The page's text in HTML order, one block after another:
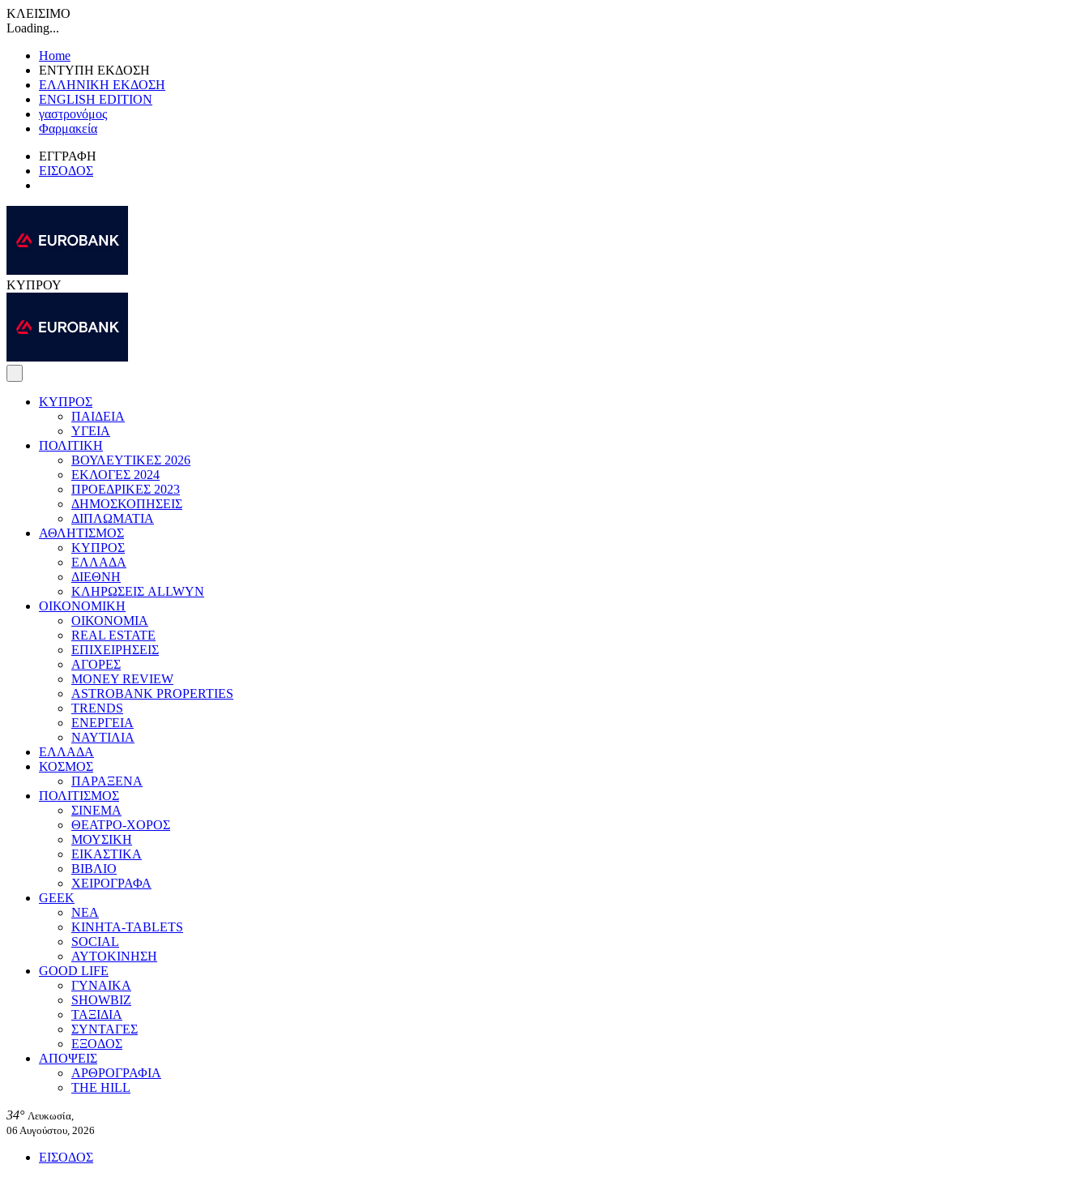
ΚΛΕΙΣΙΜΟ
Loading...
Home
ΕΝΤΥΠΗ ΕΚΔΟΣΗ
ΕΛΛΗΝΙΚΗ ΕΚΔΟΣΗ
ENGLISH EDITION
γαστρονόμος
Φαρμακεία
ΕΓΓΡΑΦΗ
ΕΙΣΟΔΟΣ
ΚΥΠΡΟΥ
ΚΥΠΡΟΣ
ΠΑΙΔΕΙΑ
ΥΓΕΙΑ
ΠΟΛΙΤΙΚΗ
ΒΟΥΛΕΥΤΙΚΕΣ 2026
ΕΚΛΟΓΕΣ 2024
ΠΡΟΕΔΡΙΚΕΣ 2023
ΔΗΜΟΣΚΟΠΗΣΕΙΣ
ΔΙΠΛΩΜΑΤΙΑ
ΑΘΛΗΤΙΣΜΟΣ
ΚΥΠΡΟΣ
ΕΛΛΑΔΑ
ΔΙΕΘΝΗ
ΚΛΗΡΩΣΕΙΣ ALLWYN
ΟΙΚΟΝΟΜΙΚΗ
ΟΙΚΟΝΟΜΙΑ
REAL ESTATE
ΕΠΙΧΕΙΡΗΣΕΙΣ
ΑΓΟΡΕΣ
MONEY REVIEW
ASTROBANK PROPERTIES
TRENDS
ΕΝΕΡΓΕΙΑ
ΝΑΥΤΙΛΙΑ
ΕΛΛΑΔΑ
ΚΟΣΜΟΣ
ΠΑΡΑΞΕΝΑ
ΠΟΛΙΤΙΣΜΟΣ
ΣΙΝΕΜΑ
ΘΕΑΤΡΟ-ΧΟΡΟΣ
ΜΟΥΣΙΚΗ
ΕΙΚΑΣΤΙΚΑ
ΒΙΒΛΙΟ
ΧΕΙΡΟΓΡΑΦΑ
GEEK
ΝΕΑ
ΚΙΝΗΤΑ-TABLETS
SOCIAL
ΑΥΤΟΚΙΝΗΣΗ
GOOD LIFE
ΓΥΝΑΙΚΑ
SHOWBIZ
ΤΑΞΙΔΙΑ
ΣΥΝΤΑΓΕΣ
ΕΞΟΔΟΣ
ΑΠΟΨΕΙΣ
ΑΡΘΡΟΓΡΑΦΙΑ
THE HILL
34° Λευκωσία,
06 Αυγούστου, 2026
ΕΙΣΟΔΟΣ